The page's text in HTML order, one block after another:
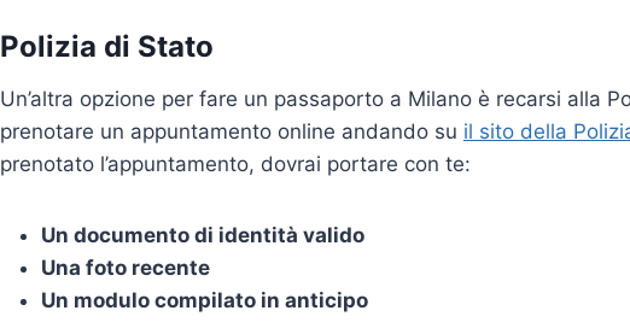
Polizia di Stato
Un’altra opzione per fare un passaporto a Milano è recarsi alla
prenotare un appuntamento online andando su il sito della
prenotato l’appuntamento, dovrai portare con te:
Un documento di identità valido
Una foto recente
Un modulo compilato in anticipo